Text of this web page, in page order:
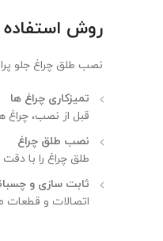
روش استفاده
نصب طلق چراغ جلو
تمیزکاری چراغ ها
قبل از نصب، چراغ
نصب طلق چراغ
طلق چراغ را با
ثابت سازی و
اتصالات و قطعات